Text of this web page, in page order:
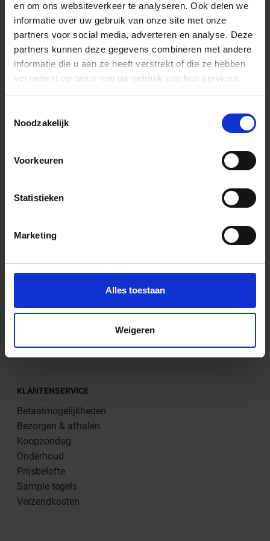
en om ons websiteverkeer te analyseren. Ook delen we
informatie over uw gebruik van onze site met onze
partners voor social media, adverteren en analyse. Deze
partners kunnen deze gegevens combineren met andere
informatie die u aan ze heeft verstrekt of die ze hebben
verzameld op basis van uw gebruik van hun services.
Noodzakelijk
Voorkeuren
Statistieken
Marketing
Alles toestaan
Weigeren
Nederland, Limburg
Spoorstraat 61
5865 AG Tienray
+31 (0) 478 - 69 11 63
info@tegelstudio.nl
BTW-nummer:
09:00 tot 18:00 uur
Zaterdag:
10:00 tot 15:00 uur
Zondag:
Gesloten
Wandtegels
Terrastegels
Bedrijfsgegevens
Algemene voorwaarden
KLANTENSERVICE
Betaalmogelijkheden
Bezorgen & afhalen
Koopzondag
Onderhoud
Prijsbelofte
Sample tegels
Verzendkosten